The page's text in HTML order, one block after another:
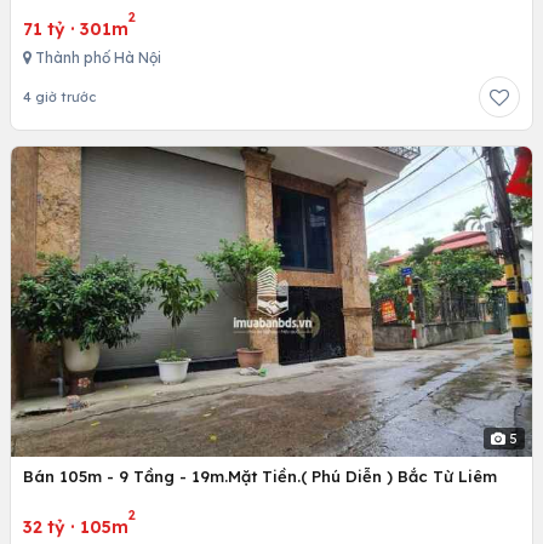
71 tỷ · 301m
2
Thành phố Hà Nội
4 giờ trước
5
Bán 105m - 9 Tầng - 19m.Mặt Tiền.( Phú Diễn ) Bắc Từ Liêm
32 tỷ · 105m
2